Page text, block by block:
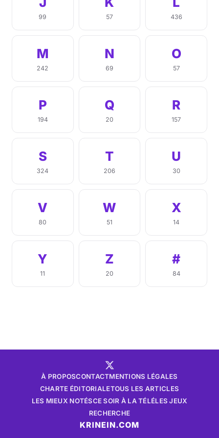
99 57 436
M
242
N
69
O
57
P
194
Q
20
R
157
S
324
T
206
U
30
V
80
W
51
X
14
Y
11
Z
20
#
84
À PROPOSCONTACTMENTIONS LÉGALES
CHARTE ÉDITORIALETOUS LES ARTICLES
LES MIEUX NOTÉSCE SOIR À LA TÉLÉLES JEUX
RECHERCHE
KRINEIN.COM